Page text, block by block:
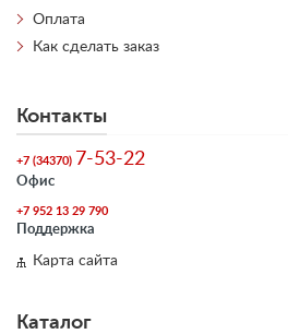
Оплата
Как сделать заказ
Контакты
+7 (34370) 7-53-22
Офис
+7 952 13 29 790
Поддержка
Карта сайта
Каталог